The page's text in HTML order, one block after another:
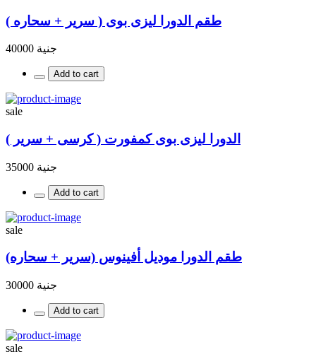
طقم الدورا ليزى بوى ( سرير + سحاره )
جنية 40000
Add to cart
sale
الدورا ليزى بوى كمفورت ( كرسى + سرير )
جنية 35000
Add to cart
sale
طقم الدورا موديل أفينوس (سرير + سحاره)
جنية 30000
Add to cart
sale